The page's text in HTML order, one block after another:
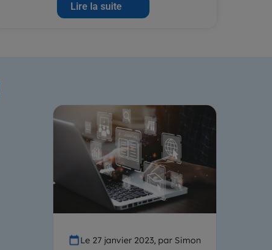
Lire la suite
Le 27 janvier 2023, par Simon